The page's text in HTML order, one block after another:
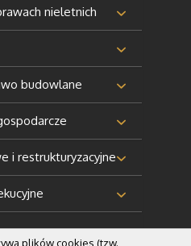
nieletnich
budowlane
i restrukturyzacyjne
plików cookies (tzw.